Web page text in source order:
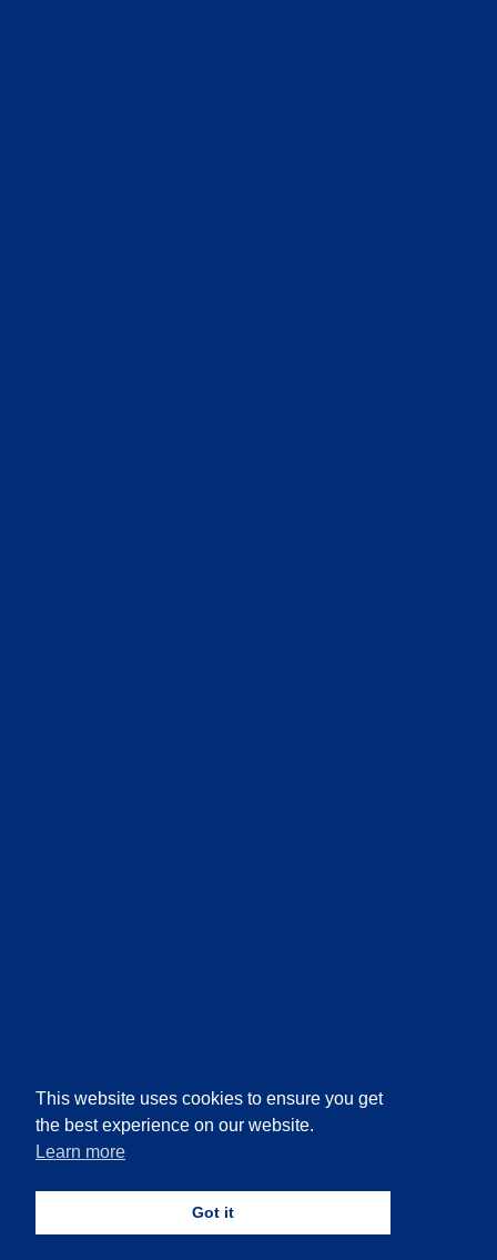
This website uses cookies to ensure you get
the best experience on our website.
Learn more
Got it